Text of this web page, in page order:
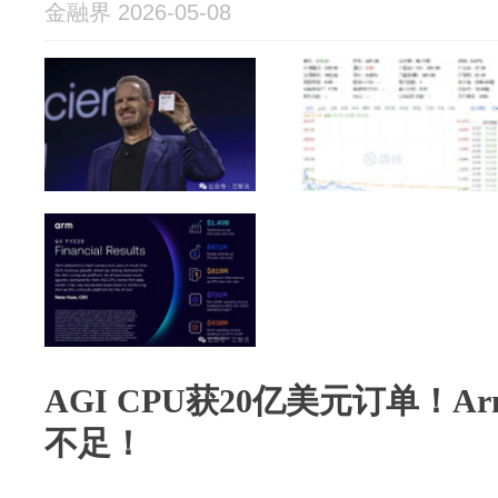
金融界 2026-05-08
AGI CPU获20亿美元订单！
不足！